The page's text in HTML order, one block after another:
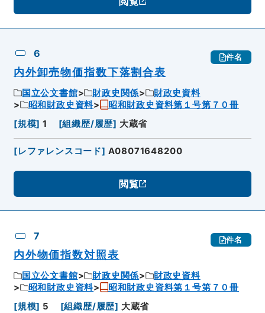
6 件名
内外卸売物価指数下落割合表
国立公文書館 財政史関係
財政史資料
昭和財政史資料
昭和財政史資料第１号第７０冊
[規模] 1 [組織歴/履歴] 大蔵省
[レファレンスコード] A08071648200
閲覧
7 件名
内外物価指数対照表
国立公文書館 財政史関係
財政史資料
昭和財政史資料
昭和財政史資料第１号第７０冊
[規模] 5 [組織歴/履歴] 大蔵省